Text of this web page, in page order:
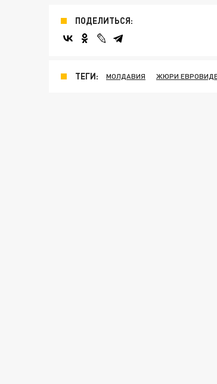
ПОДЕЛИТЬСЯ:
ТЕГИ: МОЛДАВИЯ ЖЮРИ